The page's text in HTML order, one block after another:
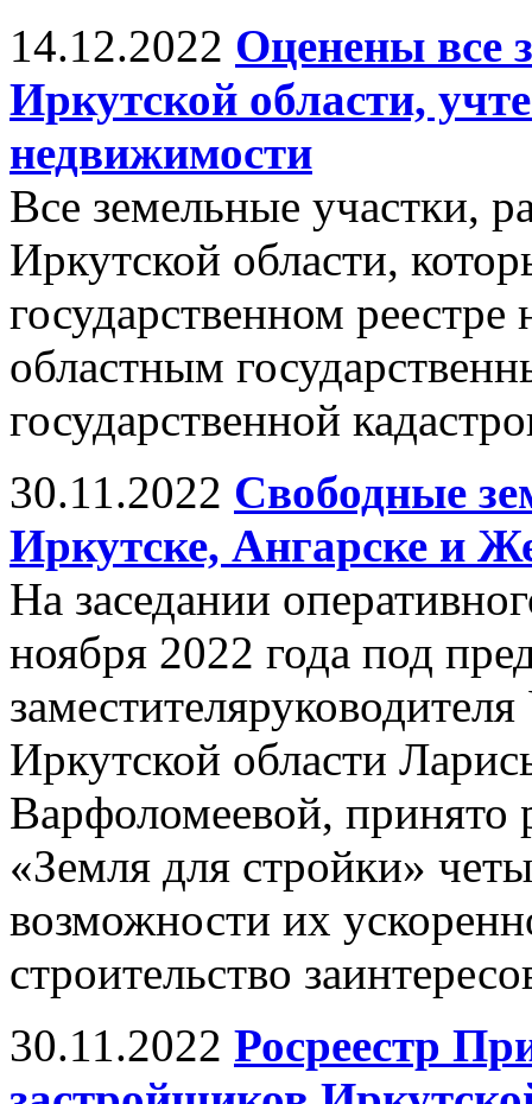
14.12.2022 Оценены все
Иркутской области,
недвижимости
Все земельные участки,
Иркутской области,
государственном
областным
государственной
30.11.2022 Свободные
Иркутске, Ангарске и
На заседании
ноября 2022 года под
Иркутской области
Варфоломеевой, принято
«Земля для стройки»
возможности их
строительство
30.11.2022 Росреестр